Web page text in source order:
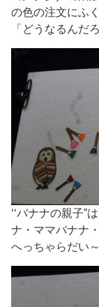
の色の注文にふ
「どうなるんだ
‘‘バナナの親子”
ナ・ママバナナ
へっちゃらだい～